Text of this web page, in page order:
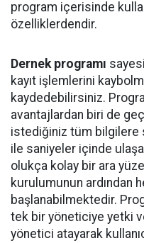
program içerisinde
özelliklerdendir.
Dernek programı
kayıt işlemlerini
kaydedebilirsiniz.
avantajlardan biri de
istediğiniz tüm bilgilere
ile saniyeler içinde
olukça kolay bir ara
kurulumunun ardından
başlanabilmektedir.
tek bir yöneticiye yetki
yönetici atayarak